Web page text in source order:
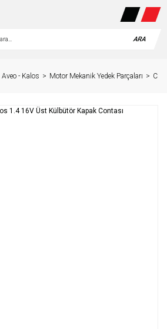
ARA
Aveo - Kalos Motor Mekanik Yedek Parçaları